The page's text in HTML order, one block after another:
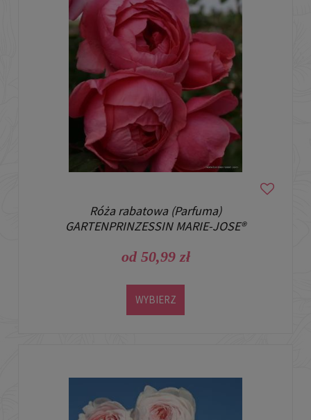
Róża rabatowa (Parfuma)
GARTENPRINZESSIN MARIE-JOSE®
od 50,99 zł
WYBIERZ